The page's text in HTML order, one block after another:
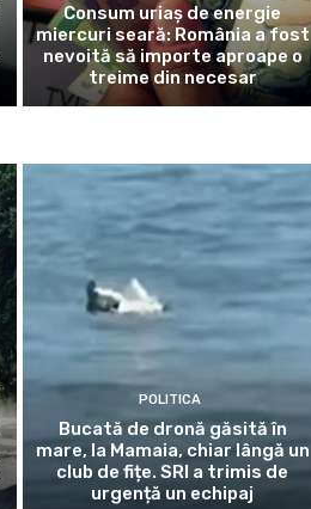
Consum uriaș de energie
miercuri seară: România a fost
nevoită să importe aproape o
treime din necesar
POLITICA
Bucată de dronă găsită în
mare, la Mamaia, chiar lângă un
club de fițe. SRI a trimis de
urgență un echipaj